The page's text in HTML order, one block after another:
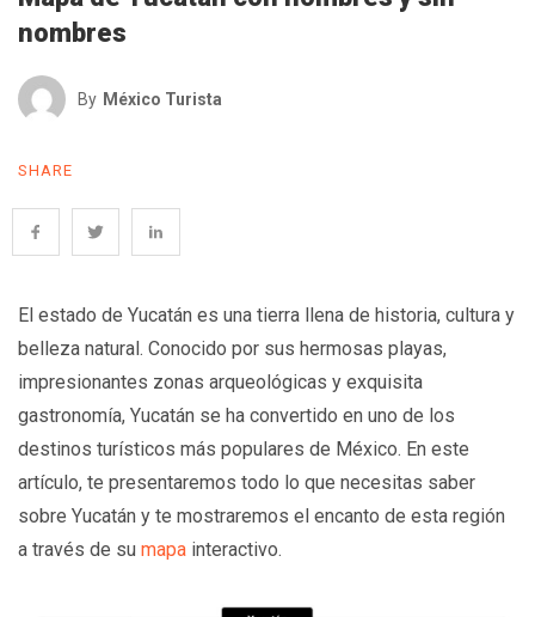
nombres
By México Turista
SHARE
El estado de Yucatán es una tierra llena de historia, cultura y
belleza natural. Conocido por sus hermosas playas,
impresionantes zonas arqueológicas y exquisita
gastronomía, Yucatán se ha convertido en uno de los
destinos turísticos más populares de México. En este
artículo, te presentaremos todo lo que necesitas saber
sobre Yucatán y te mostraremos el encanto de esta región
a través de su mapa interactivo.